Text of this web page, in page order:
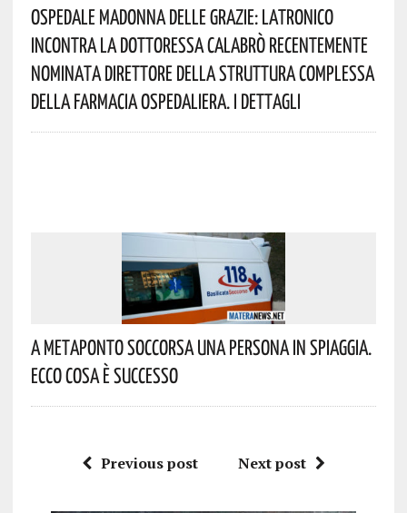
Ospedale Madonna Delle Grazie: Latronico
Incontra La Dottoressa Calabrò Recentemente
Nominata Direttore Della Struttura Complessa
Della Farmacia Ospedaliera. I Dettagli
A Metaponto Soccorsa Una Persona In Spiaggia.
Ecco Cosa È Successo
Previous post Next post